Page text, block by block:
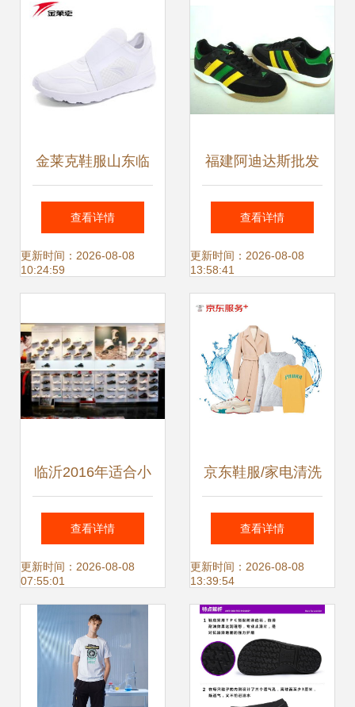
金莱克鞋服山东临
沂专卖店 品质与时
尚的完美融合
查看详情
更新时间：2026-08-08
10:24:59
福建阿迪达斯批发
渠道解析 靓衣轩鞋
服的经营之道
查看详情
更新时间：2026-08-08
13:58:41
临沂2016年适合小
本投资的鞋服创业
项目
查看详情
更新时间：2026-08-08
07:55:01
京东鞋服/家电清洗
服务 9.9元起，轻
松洗净生活烦恼
查看详情
更新时间：2026-08-08
13:39:54